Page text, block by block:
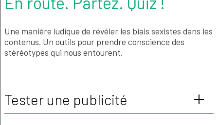
Une manière ludique de révéler les biais sexistes dans les
contenus. Un outils pour prendre conscience des
stéréotypes qui nous entourent.
Tester une publicité